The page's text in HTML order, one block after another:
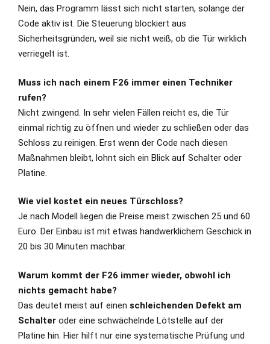
Nein, das Programm lässt sich nicht starten, solange der
Code aktiv ist. Die Steuerung blockiert aus
Sicherheitsgründen, weil sie nicht weiß, ob die Tür wirklich
verriegelt ist.
Muss ich nach einem F26 immer einen Techniker
rufen?
Nicht zwingend. In sehr vielen Fällen reicht es, die Tür
einmal richtig zu öffnen und wieder zu schließen oder das
Schloss zu reinigen. Erst wenn der Code nach diesen
Maßnahmen bleibt, lohnt sich ein Blick auf Schalter oder
Platine.
Wie viel kostet ein neues Türschloss?
Je nach Modell liegen die Preise meist zwischen 25 und 60
Euro. Der Einbau ist mit etwas handwerklichem Geschick in
20 bis 30 Minuten machbar.
Warum kommt der F26 immer wieder, obwohl ich
nichts gemacht habe?
Das deutet meist auf einen schleichenden Defekt am
Schalter oder eine schwächelnde Lötstelle auf der
Platine hin. Hier hilft nur eine systematische Prüfung und